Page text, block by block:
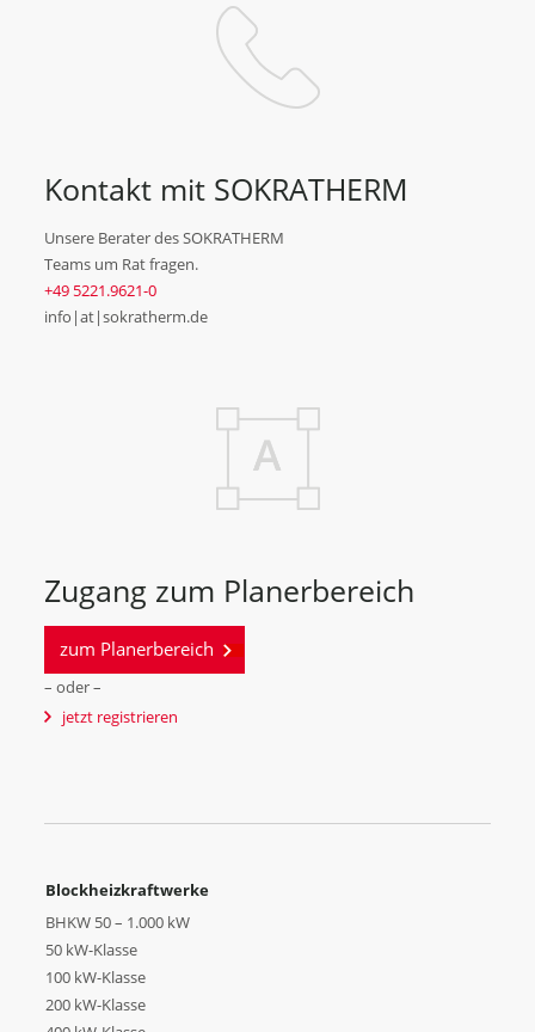
Kontakt mit SOKRATHERM
Unsere Berater des SOKRATHERM
Teams um Rat fragen.
+49 5221.9621-0
info|at|sokratherm.de
Zugang zum Planerbereich
zum Planerbereich
– oder –
jetzt registrieren
Blockheizkraftwerke
BHKW 50 – 1.000 kW
50 kW-Klasse
100 kW-Klasse
200 kW-Klasse